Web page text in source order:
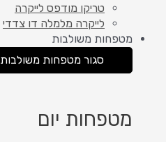
טריקו מודפס לייקרה
לייקרה מלמלה דו צדדי
מטפחות משולבות
סגור מטפחות משולבות
מטפחות יום